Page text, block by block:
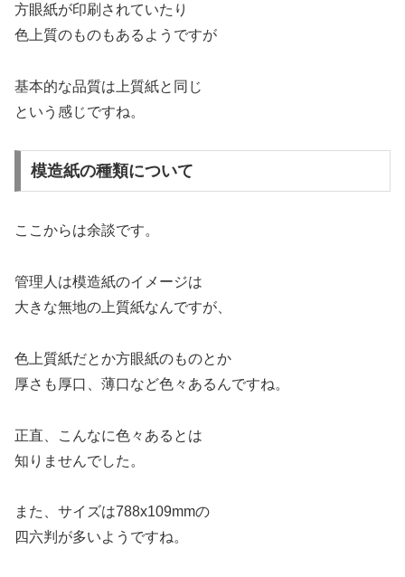
方眼紙が印刷されていたり
色上質のものもあるようですが
基本的な品質は上質紙と同じ
という感じですね。
模造紙の種類について
ここからは余談です。
管理人は模造紙のイメージは
大きな無地の上質紙なんですが、
色上質紙だとか方眼紙のものとか
厚さも厚口、薄口など色々あるんですね。
正直、こんなに色々あるとは
知りませんでした。
また、サイズは788x109mmの
四六判が多いようですね。